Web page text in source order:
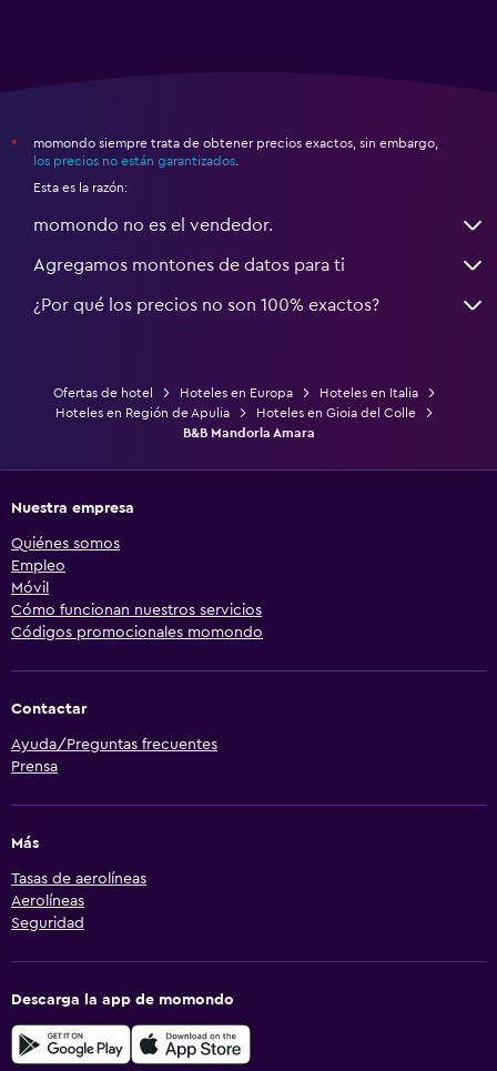
*
momondo siempre trata de obtener precios exactos, sin embargo,
los precios no están garantizados
Esta es la razón:
momondo no es el vendedor.
Agregamos montones de datos para ti
¿Por qué los precios no son 100% exactos?
Ofertas de hotel Hoteles en Europa
Hoteles en Italia
Hoteles en Región de Apulia
Hoteles en Gioia del Colle
B&B Mandorla Amara
Nuestra empresa
Quiénes somos
Empleo
Móvil
Cómo funcionan nuestros servicios
Códigos promocionales momondo
Contactar
Ayuda/Preguntas frecuentes
Prensa
Más
Tasas de aerolíneas
Aerolíneas
Seguridad
Descarga la app de momondo